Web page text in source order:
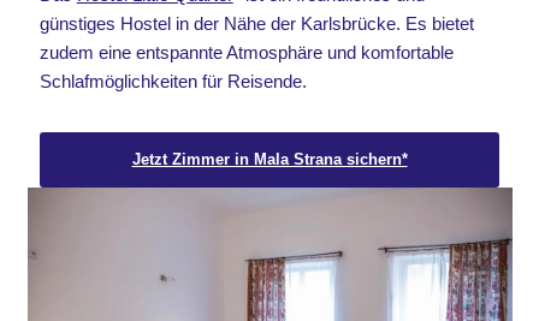
günstiges Hostel in der Nähe der Karlsbrücke. Es bietet
zudem eine entspannte Atmosphäre und komfortable
Schlafmöglichkeiten für Reisende.
Jetzt Zimmer in Mala Strana sichern*